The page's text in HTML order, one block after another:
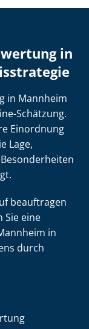
in
in Mannheim
Schätzung.
Einordnung
Lage,
beauftragen
Sie eine
in
durch